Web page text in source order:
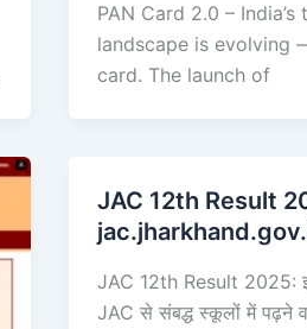
PAN Card 2.0 –
landscape is evolving
card. The launch of
JAC 12th Result
JAC 12th Result 2025:
JAC से संबद्ध स्कूलों में पढ़ने